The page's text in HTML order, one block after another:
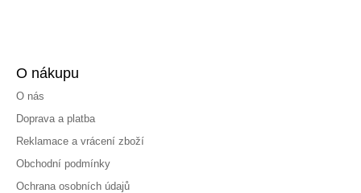
O nákupu
O nás
Doprava a platba
Reklamace a vrácení zboží
Obchodní podmínky
Ochrana osobních údajů